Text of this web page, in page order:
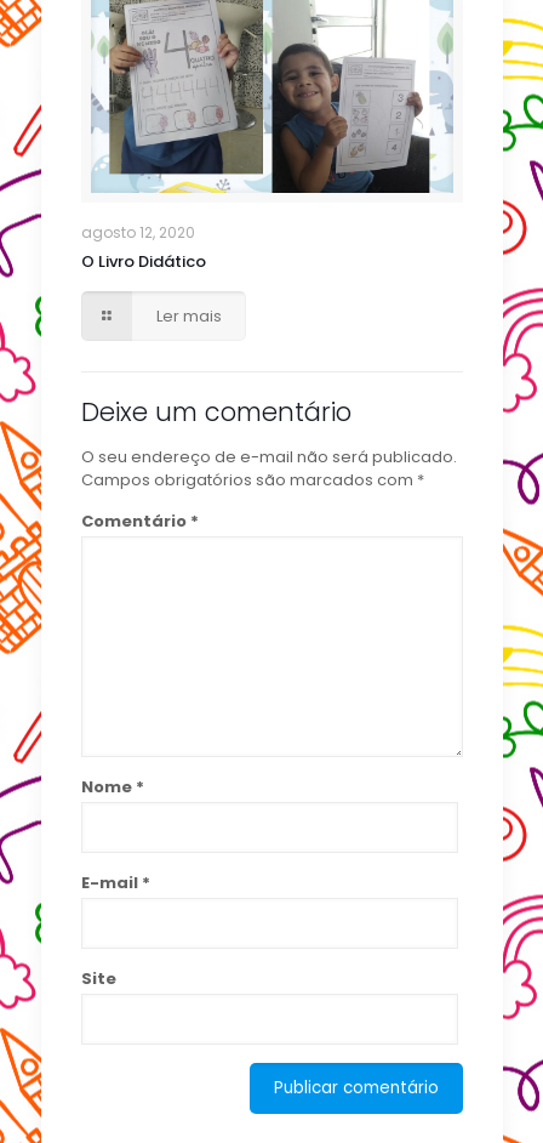
agosto 12, 2020
O Livro Didático
Ler mais
Deixe um comentário
O seu endereço de e-mail não será publicado.
Campos obrigatórios são marcados com *
Comentário *
Nome *
E-mail *
Site